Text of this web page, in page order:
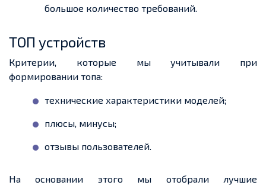
большое количество требований.
ТОП устройств
Критерии, которые мы учитывали при
формировании топа:
технические характеристики моделей;
плюсы, минусы;
отзывы пользователей.
На основании этого мы отобрали лучшие